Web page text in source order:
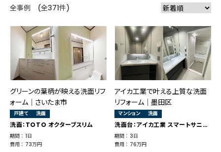
全事例 (全371件)
グリーンの葉柄が映える洗面リフ
ォーム｜さいたま市
戸建て 洗面
洗面：TOTO オクターブスリム
期間 ： 1日
費用 ： 73万円
アイカ工業で叶える上質な洗面
リフォーム｜墨田区
マンション 洗面
洗面台：アイカ工業 スマートサニタリー
期間 ： 3日
費用 ： 76万円